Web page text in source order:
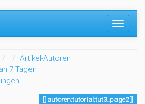
Home
Artikel-Autoren
7 Tagen
autoren:tutorial:tut3_page2